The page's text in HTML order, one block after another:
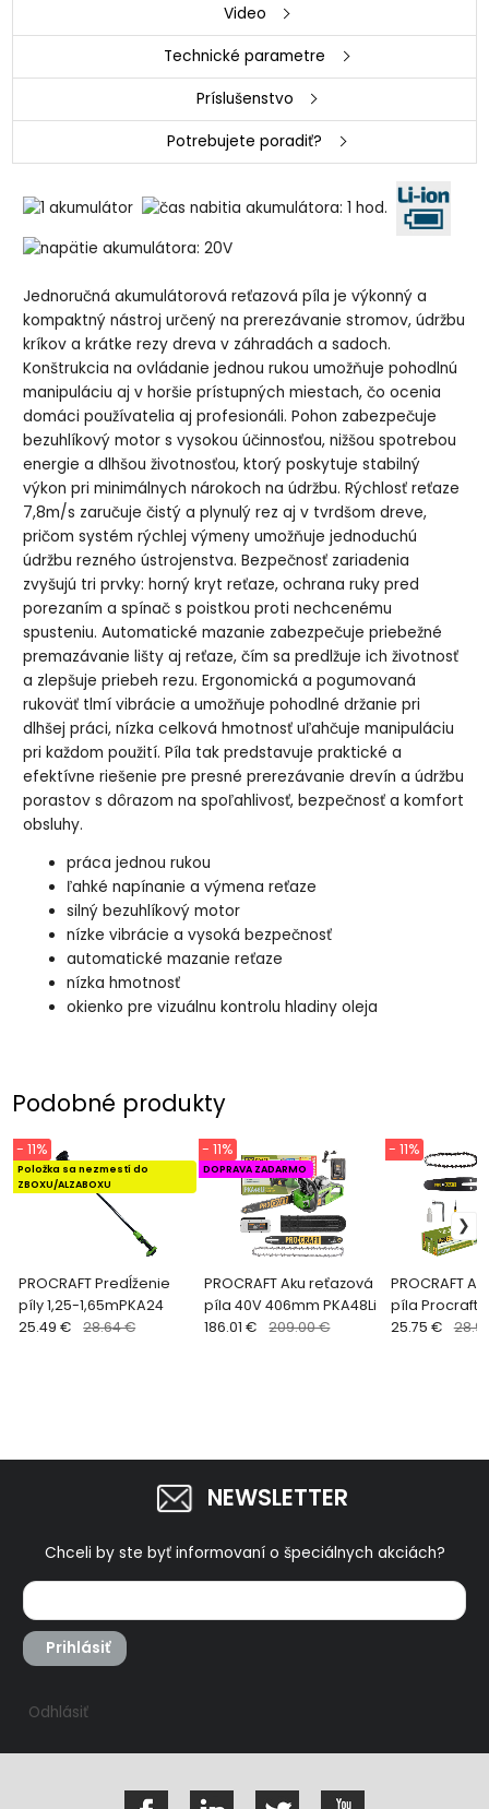
Video
Technické parametre
Príslušenstvo
Potrebujete poradiť?
Jednoručná akumulátorová reťazová píla je výkonný a
kompaktný nástroj určený na prerezávanie stromov, údržbu
kríkov a krátke rezy dreva v záhradách a sadoch.
Konštrukcia na ovládanie jednou rukou umožňuje pohodlnú
manipuláciu aj v horšie prístupných miestach, čo ocenia
domáci používatelia aj profesionáli. Pohon zabezpečuje
bezuhlíkový motor s vysokou účinnosťou, nižšou spotrebou
energie a dlhšou životnosťou, ktorý poskytuje stabilný
výkon pri minimálnych nárokoch na údržbu. Rýchlosť reťaze
7,8m/s zaručuje čistý a plynulý rez aj v tvrdšom dreve,
pričom systém rýchlej výmeny umožňuje jednoduchú
údržbu rezného ústrojenstva. Bezpečnosť zariadenia
zvyšujú tri prvky: horný kryt reťaze, ochrana ruky pred
porezaním a spínač s poistkou proti nechcenému
spusteniu. Automatické mazanie zabezpečuje priebežné
premazávanie lišty aj reťaze, čím sa predlžuje ich životnosť
a zlepšuje priebeh rezu. Ergonomická a pogumovaná
rukoväť tlmí vibrácie a umožňuje pohodlné držanie pri
dlhšej práci, nízka celková hmotnosť uľahčuje manipuláciu
pri každom použití. Píla tak predstavuje praktické a
efektívne riešenie pre presné prerezávanie drevín a údržbu
porastov s dôrazom na spoľahlivosť, bezpečnosť a komfort
obsluhy.
práca jednou rukou
ľahké napínanie a výmena reťaze
silný bezuhlíkový motor
nízke vibrácie a vysoká bezpečnosť
automatické mazanie reťaze
nízka hmotnosť
okienko pre vizuálnu kontrolu hladiny oleja
Podobné produkty
PROCRAFT Predĺženie
píly 1,25-1,65mPKA24
Položka sa nezmestí do
ZBOXU/ALZABOXU
- 11%
25.49 € 28.64 €
PROCRAFT Aku reťazová
píla 40V 406mm PKA48Li
DOPRAVA ZADARMO
- 11%
186.01 € 209.00 €
PROCRAFT
píla Procraft
akumulátora
- 11%
25.75 €
NEWSLETTER
Chceli by ste byť informovaní o špeciálnych akciách?
Prihlásiť
Odhlásiť